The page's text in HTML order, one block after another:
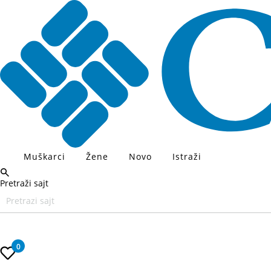
Muškarci Žene Novo Istraži
Pretraži sajt
Unesite željeni pojam za pretragu, koristite Tab za navigaciju kroz
0